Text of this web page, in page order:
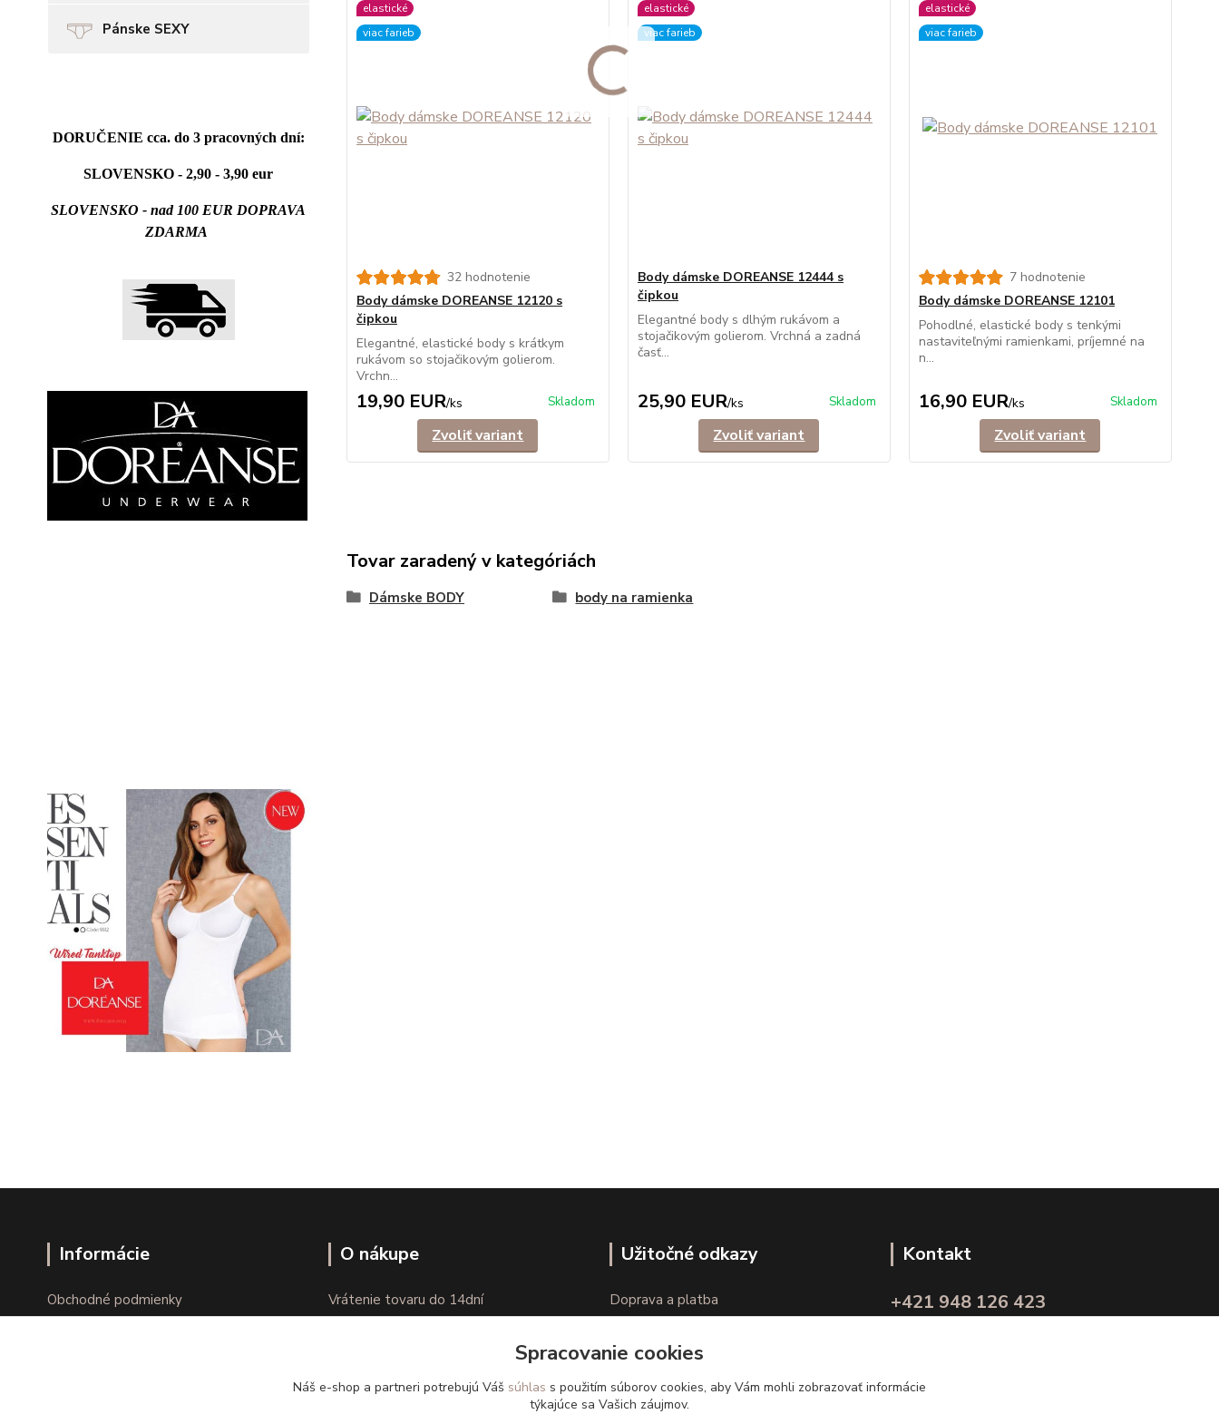
Pánske SEXY
DORUČENIE cca. do 3 pracovných dní:
SLOVENSKO - 2,90 - 3,90 eur
SLOVENSKO - nad 100 EUR DOPRAVA
ZDARMA
elastické
viac farieb
32 hodnotenie
Body dámske DOREANSE 12120 s
čipkou
Elegantné, elastické body s krátkym
rukávom so stojačikovým golierom.
Vrchn...
19,90 EUR/ks Skladom
Zvoliť variant
elastické
viac farieb
Body dámske DOREANSE 12444 s
čipkou
Elegantné body s dlhým rukávom a
stojačikovým golierom. Vrchná a zadná
časť...
25,90 EUR/ks Skladom
Zvoliť variant
elastické
viac farieb
7 hodnotenie
Body dámske DOREANSE 12101
Pohodlné, elastické body s tenkými
nastaviteľnými ramienkami, príjemné na
n...
16,90 EUR/ks Skladom
Zvoliť variant
Tovar zaradený v kategóriách
Dámske BODY body na ramienka
Informácie
Obchodné podmienky
O nákupe
Vrátenie tovaru do 14dní
Užitočné odkazy
Doprava a platba
Kontakt
+421 948 126 423
Spracovanie cookies
Náš e-shop a partneri potrebujú Váš súhlas s použitím súborov cookies, aby Vám mohli zobrazovať informácie
týkajúce sa Vašich záujmov.